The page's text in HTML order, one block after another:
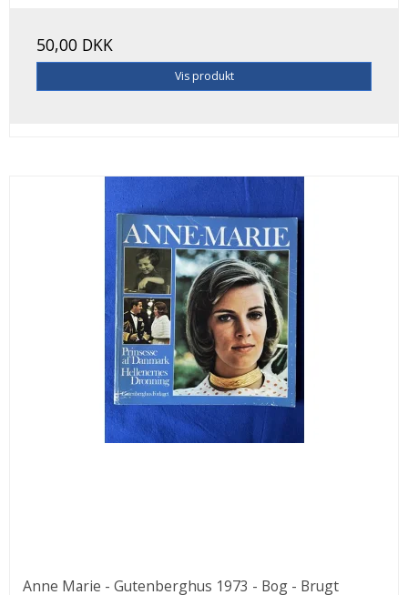
50,00 DKK
Vis produkt
Anne Marie - Gutenberghus 1973 - Bog - Brugt